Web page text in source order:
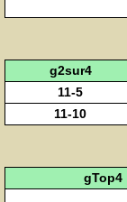
g2sur4
11-5
11-10
gTop4